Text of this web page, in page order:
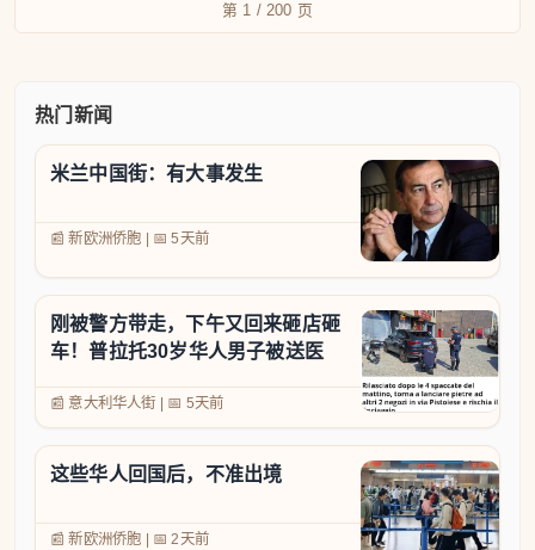
第 1 / 200 页
热门新闻
米兰中国街：有大事发生
📰 新欧洲侨胞 📅5天前
刚被警方带走，下午又回来砸店砸
车！普拉托30岁华人男子被送医
📰 意大利华人街 | 📅 5天前
这些华人回国后，不准出境
📰 新欧洲侨胞 📅2天前